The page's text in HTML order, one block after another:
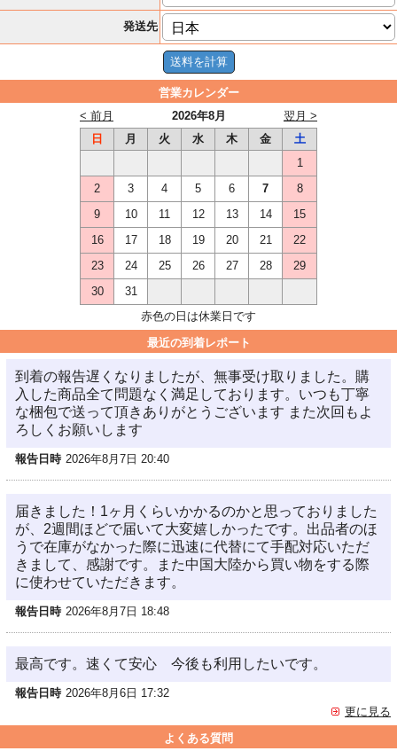
発送先
営業カレンダー
2026年8月
< 前月
翌月 >
日
月 火 水 木 金
土
1
2
3 4 5 6 7
8
9
10 11 12 13 14
15
16
17 18 19 20 21
22
23
24 25 26 27 28
29
30
31
赤色の日は休業日です
最近の到着レポート
到着の報告遅くなりましたが、無事受け取りました。購
入した商品全て問題なく満足しております。いつも丁寧
な梱包で送って頂きありがとうございます また次回もよ
ろしくお願いします
報告日時 2026年8月7日 20:40
届きました！1ヶ月くらいかかるのかと思っておりました
が、2週間ほどで届いて大変嬉しかったです。出品者のほ
うで在庫がなかった際に迅速に代替にて手配対応いただ
きまして、感謝です。また中国大陸から買い物をする際
に使わせていただきます。
報告日時 2026年8月7日 18:48
最高です。速くて安心 今後も利用したいです。
報告日時 2026年8月6日 17:32
更に見る
よくある質問